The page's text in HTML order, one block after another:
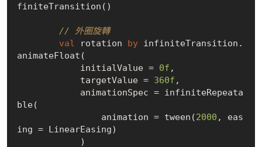
finiteTransition()
// 外圈旋轉
val rotation by infiniteTransition.
animateFloat(
            initialValue =
0f ,
            targetValue =
360f ,
ble(
                animation = tween(
2000 , eas
ing = LinearEasing)